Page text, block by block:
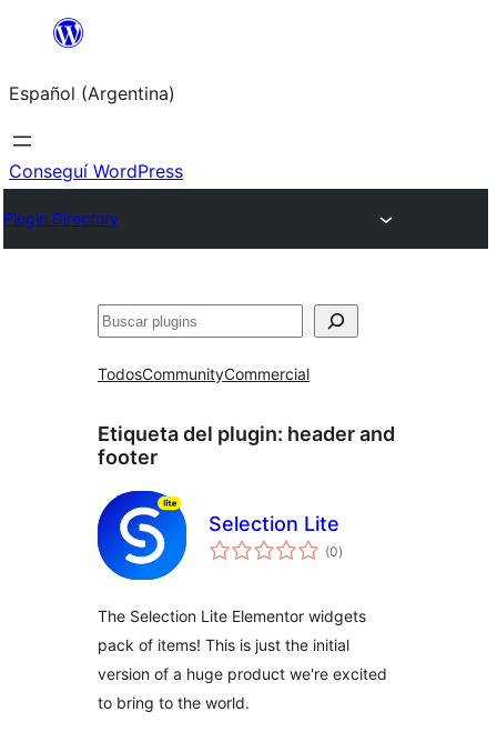
Saltar
contenido
Español (Argentina)
Conseguí WordPress
Plugin Directory
Buscar
TodosCommunityCommercial
Etiqueta del plugin: header and
footer
Selection Lite
(0total
de
)
The Selection Lite Elementor widgets
pack of items! This is just the initial
version of a huge product we're excited
to bring to the world.